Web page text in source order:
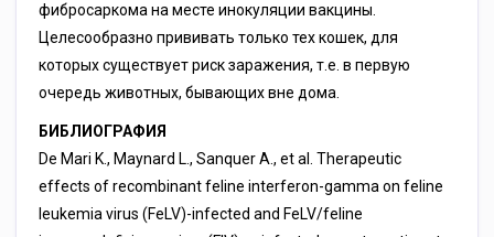
фибросаркома на месте инокуляции вакцины.
Целесообразно прививать только тех кошек, для
которых существует риск заражения, т.е. в первую
очередь животных, бывающих вне дома.
БИБЛИОГРАФИЯ
De Mari K., Maynard L., Sanquer A., et al. Therapeutic
effects of recombinant feline interferon-gamma on feline
leukemia virus (FeLV)-infected and FeLV/feline